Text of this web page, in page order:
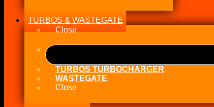
TURBOS & WASTEGATE
Close
TURBOS TURBOCHARGER
WASTEGATE
Close